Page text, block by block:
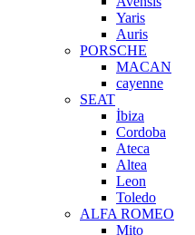
Yaris
Auris
PORSCHE
MACAN
cayenne
SEAT
İbiza
Cordoba
Ateca
Altea
Leon
Toledo
ALFA ROMEO
Mito